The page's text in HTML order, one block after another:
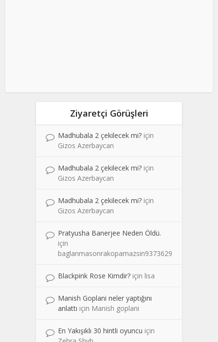
Ziyaretçi Görüşleri
Madhubala 2 çekilecek mi? için
Gizos Azerbaycan
Madhubala 2 çekilecek mi? için
Gizos Azerbaycan
Madhubala 2 çekilecek mi? için
Gizos Azerbaycan
Pratyusha Banerjee Neden Öldü.
için
baglanmasonrakopamazsin9373629
Blackpink Rose Kimdir? için lisa
Manish Goplani neler yaptığını
anlattı için Manish goplani
En Yakışıklı 30 hintli oyuncu için